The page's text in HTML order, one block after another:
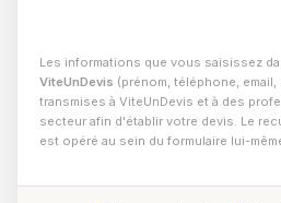
Les informations que vous saisissez
ViteUnDevis (prénom, téléphone,
transmises à ViteUnDevis et à des
secteur afin d'établir votre devis. Le
est opéré au sein du formulaire lui-